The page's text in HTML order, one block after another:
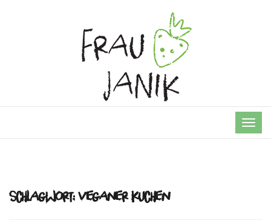
Schlagwort:veganer Kuchen